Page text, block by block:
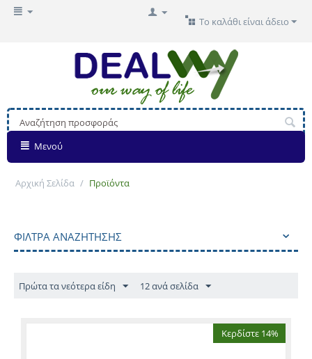
Το καλάθι είναι άδειο
Μενού
Αρχική Σελίδα / Προϊόντα
ΦΊΛΤΡΑ ΑΝΑΖΉΤΗΣΗΣ
Πρώτα τα νεότερα είδη 12 ανά σελίδα
Κερδίστε 14%